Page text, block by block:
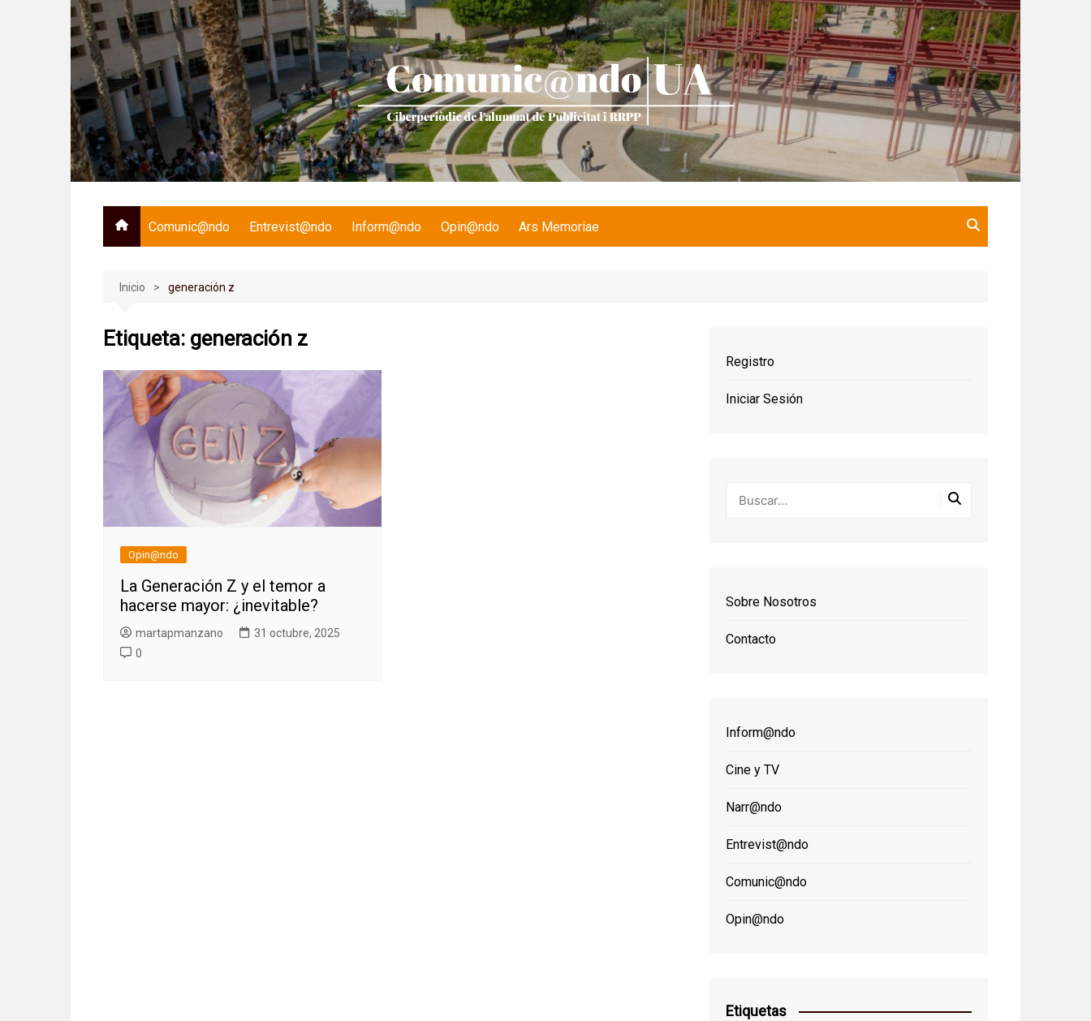
Comunic@ndo Entrevist@ndo Inform@ndo Opin@ndo Ars Memoriae
Inicio generación z
Etiqueta: generación z
Opin@ndo
La Generación Z y el temor a
hacerse mayor: ¿inevitable?
martapmanzano
31 octubre, 2025
0
Registro
Iniciar Sesión
Sobre Nosotros
Contacto
Inform@ndo
Cine y TV
Narr@ndo
Entrevist@ndo
Comunic@ndo
Opin@ndo
Etiquetas